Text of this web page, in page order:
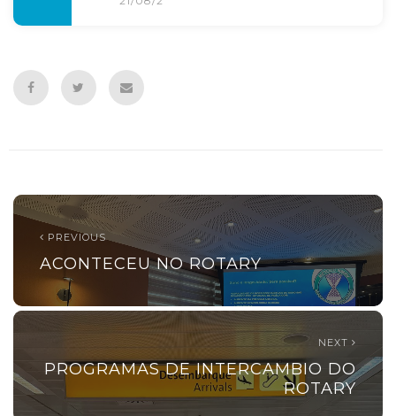
PREVIOUS
ACONTECEU NO ROTARY
NEXT
PROGRAMAS DE INTERCAMBIO DO
ROTARY